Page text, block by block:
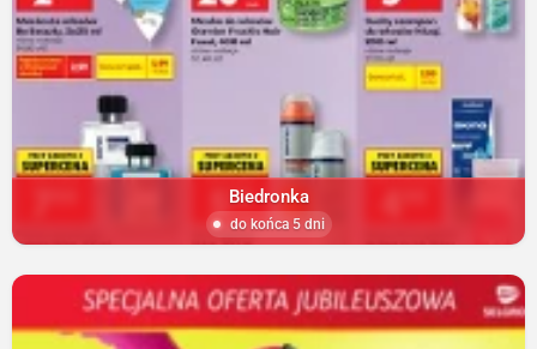
Biedronka
do końca 5 dni